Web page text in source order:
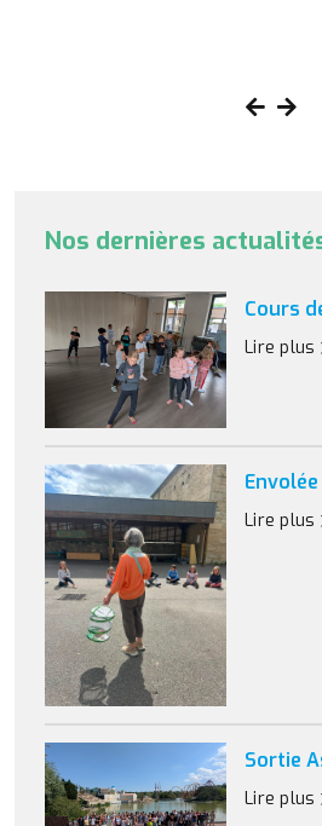
Nos dernières
Cours
Lire plus
Lire plus
Sortie
Lire plus